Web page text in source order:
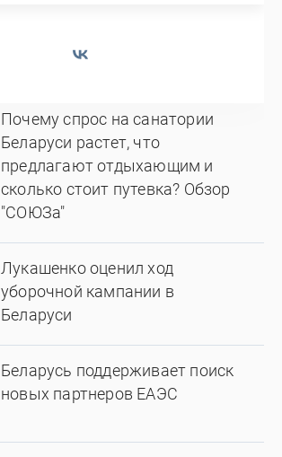
Почему спрос на санатории
Беларуси растет, что
предлагают отдыхающим и
сколько стоит путевка? Обзор
"СОЮЗа"
Лукашенко оценил ход
уборочной кампании в
Беларуси
Беларусь поддерживает поиск
новых партнеров ЕАЭС